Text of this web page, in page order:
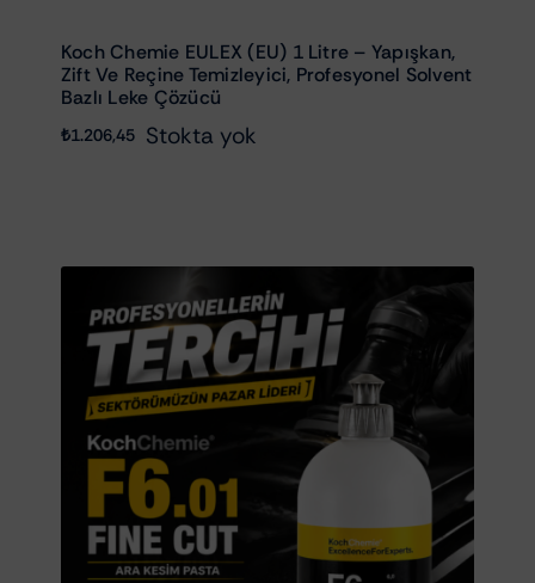
Koch Chemie EULEX (EU) 1 Litre – Yapışkan,
Zift Ve Reçine Temizleyici, Profesyonel Solvent
Bazlı Leke Çözücü
₺1.206,45 Stokta yok